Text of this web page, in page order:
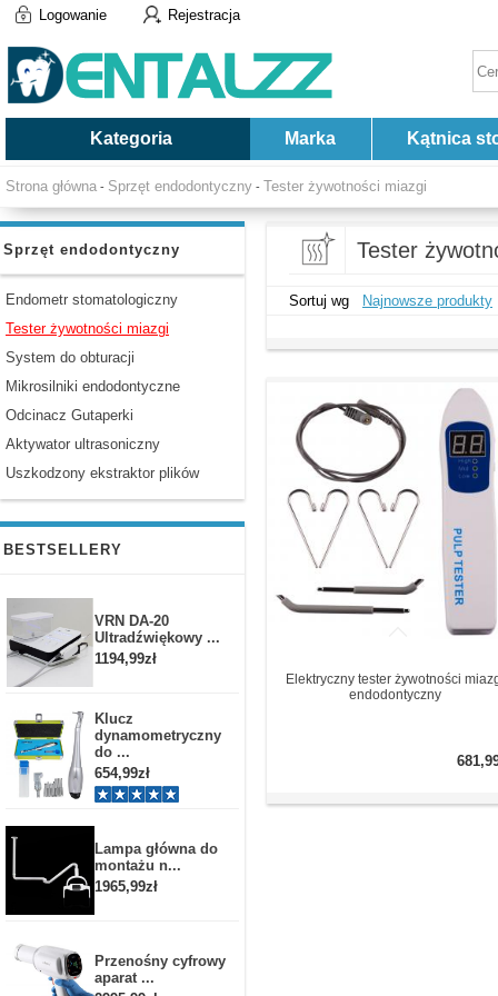
Logowanie Rejestracja
Kategoria Marka Kątnica
Strona główna - Sprzęt endodontyczny - Tester żywotności miazgi
Sprzęt endodontyczny
Endometr stomatologiczny
Tester żywotności miazgi
System do obturacji
Mikrosilniki endodontyczne
Odcinacz Gutaperki
Aktywator ultrasoniczny
Uszkodzony ekstraktor plików
BESTSELLERY
VRN DA-20
Ultradźwiękowy ...
1194,99zł
Klucz
dynamometryczny
do ...
654,99zł
Lampa główna do
montażu n...
1965,99zł
Przenośny cyfrowy
aparat ...
Tester
Sortuj wg Najnowsze produkty
Elektryczny tester żywotności
endodontyczny